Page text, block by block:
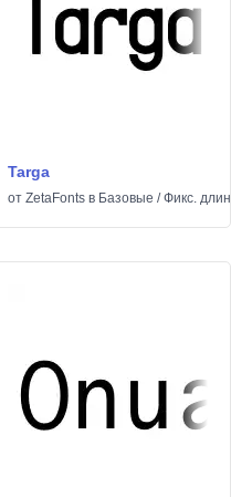
Targa
от ZetaFonts в Базовые /Фикс.